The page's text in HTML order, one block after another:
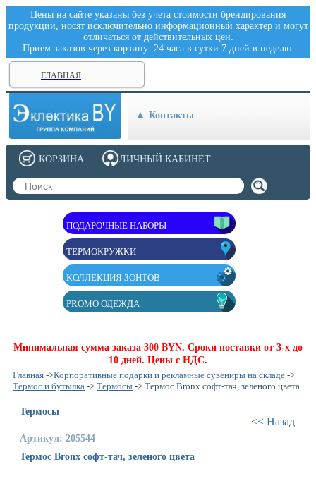
Цены на сайте указаны без учета стоимости брендирования
продукции, носят исключительно информационный характер и могут
отличаться от действительных цен.
Прием заказов через корзину: 24 часа в сутки 7 дней в неделю.
ГЛАВНАЯ
Контакты
ПОДАРОЧНЫЕ НАБОРЫ
ТЕРМОКРУЖКИ
КОЛЛЕКЦИЯ ЗОНТОВ
PROMO ОДЕЖДА
Минимальная сумма заказа 300 BYN. Сроки поставки от 3-х до
10 дней. Цены с НДС.
Главная ->Корпоративные подарки и рекламные сувениры на складе ->
Термос и бутылка -> Термосы -> Термос Bronx софт-тач, зеленого цвета
<< Назад
Термосы
Артикул: 205544
Термос Bronx софт-тач, зеленого цвета
ЛИЧНЫЙ КАБИНЕТ
КОРЗИНА